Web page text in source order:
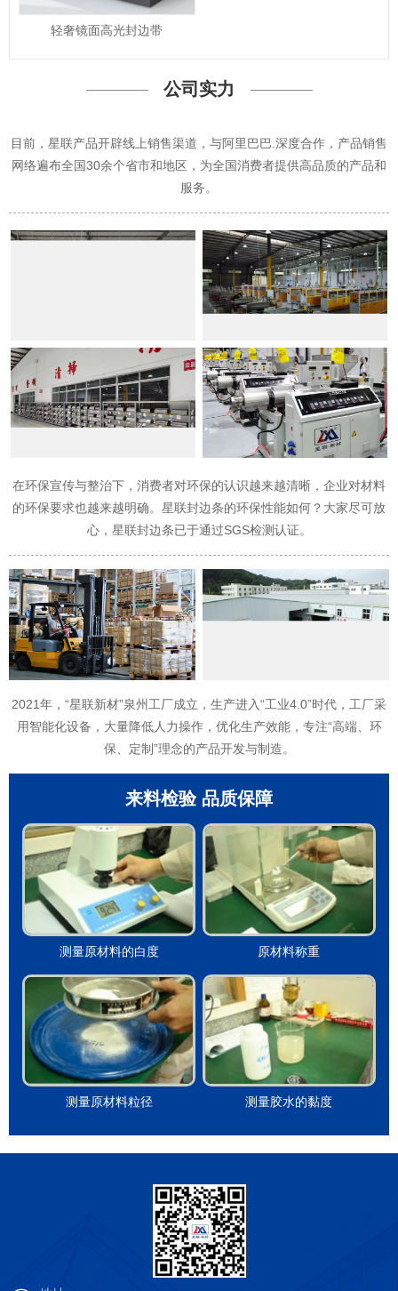
轻奢镜面高光封边带
公司实力
目前，星联产品开辟线上销售渠道，与阿里巴巴.深度合作，产品销售
网络遍布全国30余个省市和地区，为全国消费者提供高品质的产品和
服务。
在环保宣传与整治下，消费者对环保的认识越来越清晰，企业对材料
的环保要求也越来越明确。星联封边条的环保性能如何？大家尽可放
心，星联封边条已于通过SGS检测认证。
2021年，“星联新材”泉州工厂成立，生产进入“工业4.0”时代，工厂采
用智能化设备，大量降低人力操作，优化生产效能，专注“高端、环
保、定制”理念的产品开发与制造。
来料检验 品质保障
测量原材料的白度 原材料称重
测量原材料粒径 测量胶水的黏度